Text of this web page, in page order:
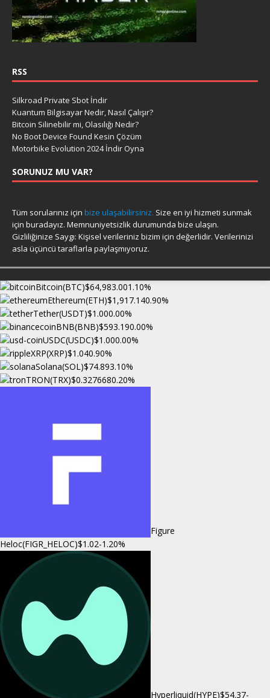
RSS
Silkroad Private Sbot İndir
Kuantum Bilgisayar Nedir, Nasıl Çalışır?
Bitcoin Silinebilir mi, Olasılığı Nedir?
No Boot Device Found Kesin Çözüm
Motorbike Evolution 2024 İndir Oyna
SORUNUZ MU VAR?
Tüm sorularınız için bize ulaşabilirsiniz. Size en iyi hizmeti sunmak
için buradayız. Memnuniyetsizlik durumunda bize ulaşın.
Gizliliğinize Saygı: Kişisel verileriniz bizim için değerlidir. Verilerinizi
asla üçüncü taraflarla paylaşmıyoruz.
Bitcoin(BTC)$64,983.001.10%
Ethereum(ETH)$1,917.140.90%
Tether(USDT)$1.000.00%
BNB(BNB)$593.190.00%
USDC(USDC)$1.000.00%
XRP(XRP)$1.040.90%
Solana(SOL)$74.893.10%
TRON(TRX)$0.3276680.20%
Figure
Heloc(FIGR_HELOC)$1.02-1.20%
Hyperliquid(HYPE)$54.37-